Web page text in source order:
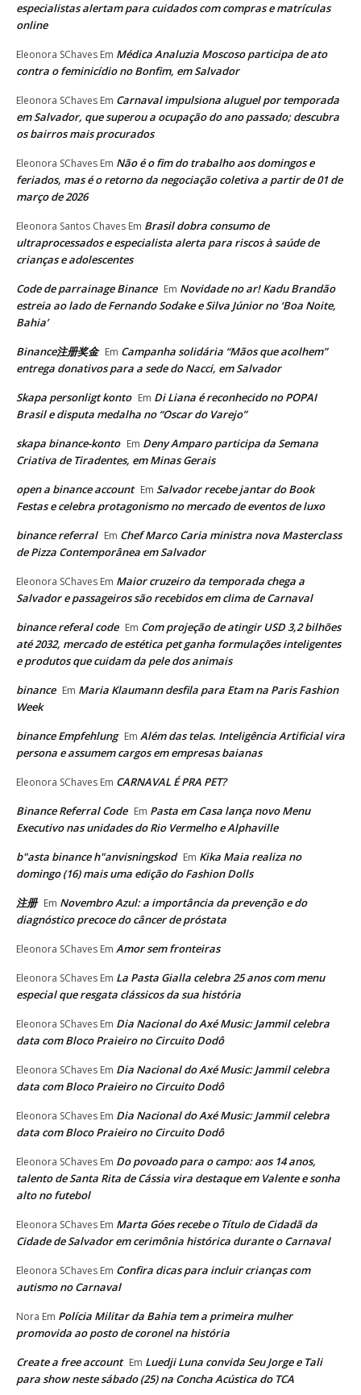
especialistas alertam para cuidados com compras e matrículas
online
Eleonora SChaves Em Médica Analuzia Moscoso participa de ato
contra o feminicídio no Bonfim, em Salvador
Eleonora SChaves Em Carnaval impulsiona aluguel por temporada
em Salvador, que superou a ocupação do ano passado; descubra
os bairros mais procurados
Eleonora SChaves Em Não é o fim do trabalho aos domingos e
feriados, mas é o retorno da negociação coletiva a partir de 01 de
março de 2026
Eleonora Santos Chaves Em Brasil dobra consumo de
ultraprocessados e especialista alerta para riscos à saúde de
crianças e adolescentes
Code de parrainage Binance Em Novidade no ar! Kadu Brandão
estreia ao lado de Fernando Sodake e Silva Júnior no ‘Boa Noite,
Bahia’
Binance注册奖金 Em Campanha solidária “Mãos que acolhem”
entrega donativos para a sede do Nacci, em Salvador
Skapa personligt konto Em Di Liana é reconhecido no POPAI
Brasil e disputa medalha no “Oscar do Varejo”
skapa binance-konto Em Deny Amparo participa da Semana
Criativa de Tiradentes, em Minas Gerais
open a binance account Em Salvador recebe jantar do Book
Festas e celebra protagonismo no mercado de eventos de luxo
binance referral Em Chef Marco Caria ministra nova Masterclass
de Pizza Contemporânea em Salvador
Eleonora SChaves Em Maior cruzeiro da temporada chega a
Salvador e passageiros são recebidos em clima de Carnaval
binance referal code Em Com projeção de atingir USD 3,2 bilhões
até 2032, mercado de estética pet ganha formulações inteligentes
e produtos que cuidam da pele dos animais
binance Em Maria Klaumann desfila para Etam na Paris Fashion
Week
binance Empfehlung Em Além das telas. Inteligência Artificial vira
persona e assumem cargos em empresas baianas
Eleonora SChaves Em CARNAVAL É PRA PET?
Binance Referral Code Em Pasta em Casa lança novo Menu
Executivo nas unidades do Rio Vermelho e Alphaville
b"asta binance h"anvisningskod Em Kika Maia realiza no
domingo (16) mais uma edição do Fashion Dolls
注册 Em Novembro Azul: a importância da prevenção e do
diagnóstico precoce do câncer de próstata
Eleonora SChaves Em Amor sem fronteiras
Eleonora SChaves Em La Pasta Gialla celebra 25 anos com menu
especial que resgata clássicos da sua história
Eleonora SChaves Em Dia Nacional do Axé Music: Jammil celebra
data com Bloco Praieiro no Circuito Dodô
Eleonora SChaves Em Dia Nacional do Axé Music: Jammil celebra
data com Bloco Praieiro no Circuito Dodô
Eleonora SChaves Em Dia Nacional do Axé Music: Jammil celebra
data com Bloco Praieiro no Circuito Dodô
Eleonora SChaves Em Do povoado para o campo: aos 14 anos,
talento de Santa Rita de Cássia vira destaque em Valente e sonha
alto no futebol
Eleonora SChaves Em Marta Góes recebe o Título de Cidadã da
Cidade de Salvador em cerimônia histórica durante o Carnaval
Eleonora SChaves Em Confira dicas para incluir crianças com
autismo no Carnaval
Nora Em Polícia Militar da Bahia tem a primeira mulher
promovida ao posto de coronel na história
Create a free account Em Luedji Luna convida Seu Jorge e Tali
para show neste sábado (25) na Concha Acústica do TCA